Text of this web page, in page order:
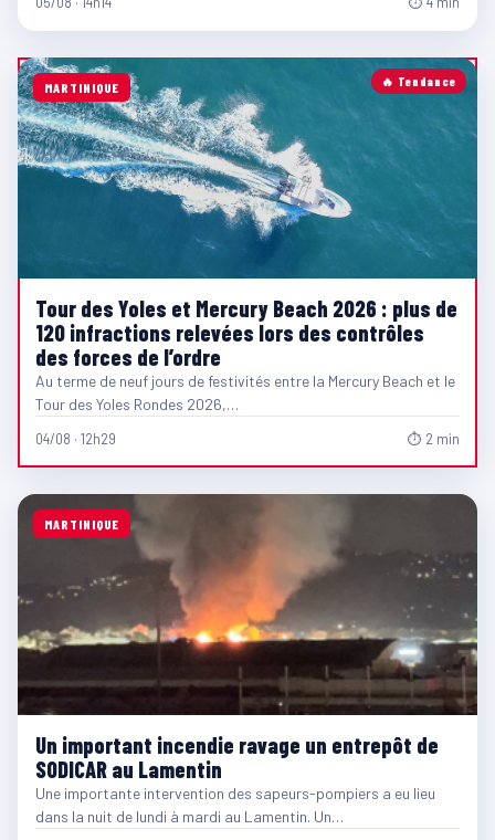
🔥 Tendance
MARTINIQUE
Tour des Yoles et Mercury Beach 2026 : plus de
120 infractions relevées lors des contrôles
des forces de l’ordre
Au terme de neuf jours de festivités entre la Mercury Beach et le
Tour des Yoles Rondes 2026,…
04/08 · 12h29 ⏱ 2 min
MARTINIQUE
Un important incendie ravage un entrepôt de
SODICAR au Lamentin
Une importante intervention des sapeurs-pompiers a eu lieu
dans la nuit de lundi à mardi au Lamentin. Un…